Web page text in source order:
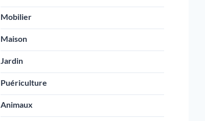
Mobilier
Maison
Jardin
Puériculture
Animaux